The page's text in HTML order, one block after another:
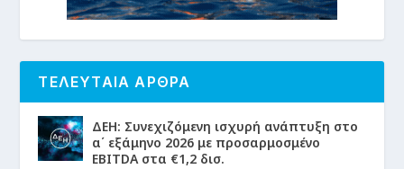
ΤΕΛΕΥΤΑΙΑ ΑΡΘΡΑ
ΔΕΗ: Συνεχιζόμενη ισχυρή ανάπτυξη στο
α΄ εξάμηνο 2026 με προσαρμοσμένο
EBITDA στα €1,2 δισ.